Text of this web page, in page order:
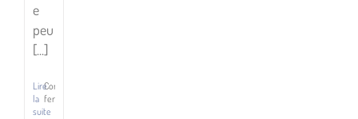
e
peu
[...]
Lire
la
suite
Commentaires
fermés